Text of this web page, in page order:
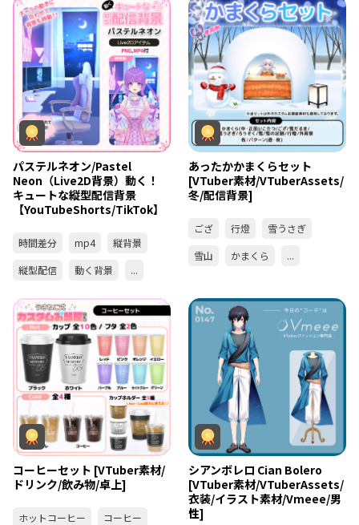
パステルネオン/Pastel
Neon（Live2D背景）動く！
キュートな縦型配信背景
【YouTubeShorts/TikTok】
時間差分 mp4
縦背景
縦型配信
動く背景 ...
あったかかまくらセット
[VTuber素材/VTuberAssets/
冬/配信背景]
ござ 行燈
雪うさぎ
雪山
かまくら ...
コーヒーセット [VTuber素材/
ドリンク/飲み物/卓上]
ホットコーヒー
コーヒー
シアンボレロ Cian Bolero
[VTuber素材/VTuberAssets/
衣装/イラスト素材/Vmeee/男
性]